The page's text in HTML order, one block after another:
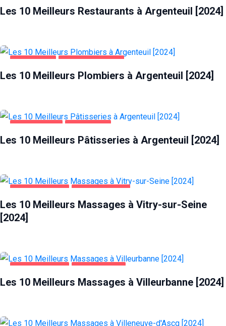
Les 10 Meilleurs Restaurants à Argenteuil [2024]
Les 10 Meilleurs Plombiers à Argenteuil [2024]
Les 10 Meilleurs Pâtisseries à Argenteuil [2024]
Les 10 Meilleurs Massages à Vitry-sur-Seine
[2024]
Les 10 Meilleurs Massages à Villeurbanne [2024]